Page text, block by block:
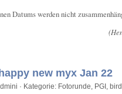
Datums werden nicht
new myx Jan 22
· Kategorie: Fotorunde PGI